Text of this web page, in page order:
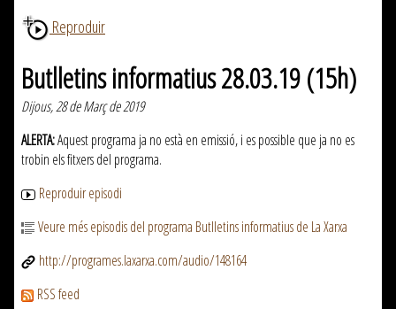
Reproduir
Butlletins informatius 28.03.19 (15h)
Dijous, 28 de Març de 2019
ALERTA:Aquest programa ja no està en emissió, i es possible que ja no es
trobin els fitxers del programa.
Reproduir episodi
Veure més episodis del programa Butlletins informatius de La Xarxa
http://programes.laxarxa.com/audio/148164
RSS feed